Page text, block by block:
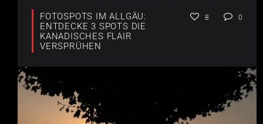
FOTOSPOTS IM ALLGÄU:
ENTDECKE 3 SPOTS DIE
KANADISCHES FLAIR
VERSPRÜHEN
8 0